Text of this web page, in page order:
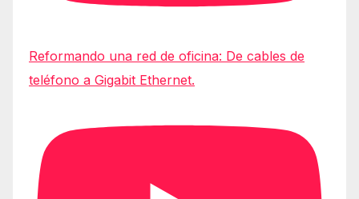
Reformando una red de oficina: De cables de
teléfono a Gigabit Ethernet.